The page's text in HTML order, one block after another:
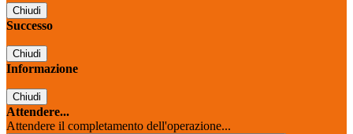
Chiudi
Successo
Chiudi
Informazione
Chiudi
Attendere...
Attendere il completamento dell'operazione...